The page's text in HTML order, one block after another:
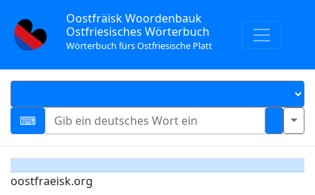
Oostfräisk Woordenbauk
Ostfriesisches Wörterbuch
Wörterbuch fürs Ostfriesische Platt
oostfraeisk.org